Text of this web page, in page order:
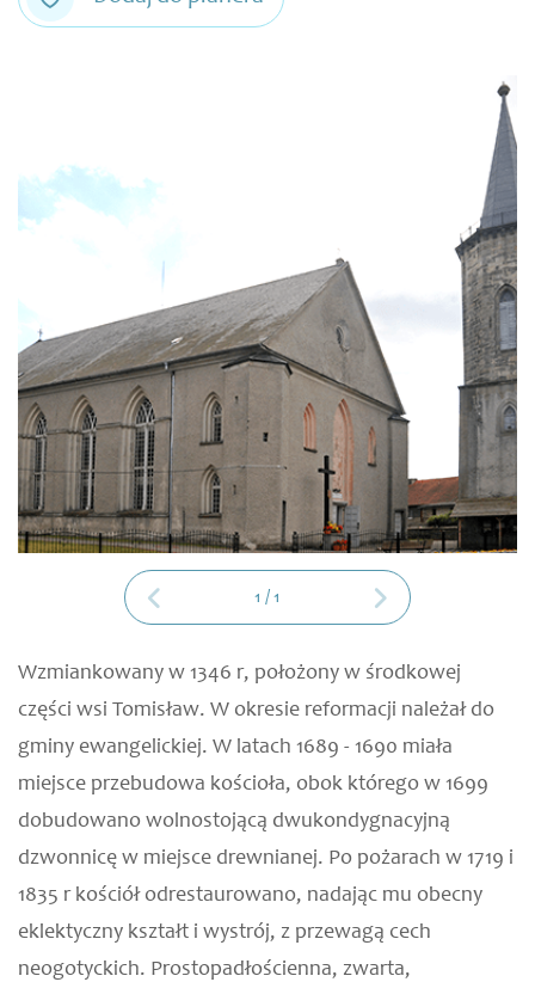
1 /1
Wzmiankowany w 1346 r, położony w środkowej
części wsi Tomisław. W okresie reformacji należał do
gminy ewangelickiej. W latach 1689 - 1690 miała
miejsce przebudowa kościoła, obok którego w 1699
dobudowano wolnostojącą dwukondygnacyjną
dzwonnicę w miejsce drewnianej. Po pożarach w 1719 i
1835 r kościół odrestaurowano, nadając mu obecny
eklektyczny kształt i wystrój, z przewagą cech
neogotyckich. Prostopadłościenna, zwarta,